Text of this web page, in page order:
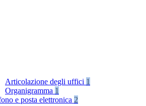
Articolazione degli uffici 1
Organigramma 1
e posta elettronica 2